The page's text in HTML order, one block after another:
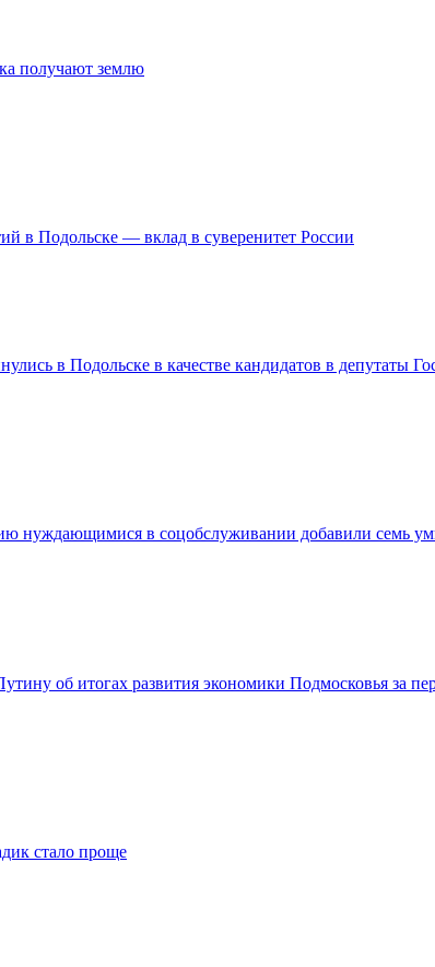
получают землю
в Подольске — вклад в суверенитет России
в Подольске в качестве кандидатов в депутаты
нуждающимися в соцобслуживании добавили семь
об итогах развития экономики Подмосковья за
стало проще